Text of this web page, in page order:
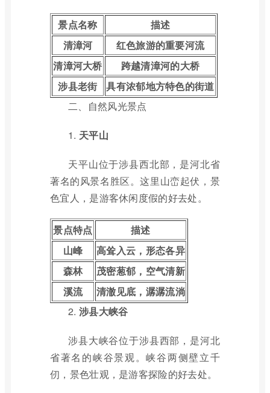
景点名称
描述
清漳河
红色旅游的重要河流
清漳河大桥
跨越清漳河的大桥
涉县老街
具有浓郁地方特色的街道
二、自然风光景点
1. 天平山
天平山位于涉县西北部，是河北省
著名的风景名胜区。这里山峦起伏，景
色宜人，是游客休闲度假的好去处。
景点特点
描述
山峰
高耸入云，形态各异
森林
茂密葱郁，空气清新
溪流
清澈见底，潺潺流淌
2. 涉县大峡谷
涉县大峡谷位于涉县西部，是河北
省著名的峡谷景观。峡谷两侧壁立千
仞，景色壮观，是游客探险的好去处。